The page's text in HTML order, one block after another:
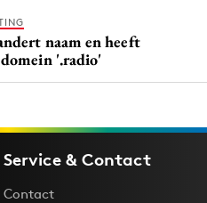
naam en heeft
'.radio'
Service & Contact
Contact